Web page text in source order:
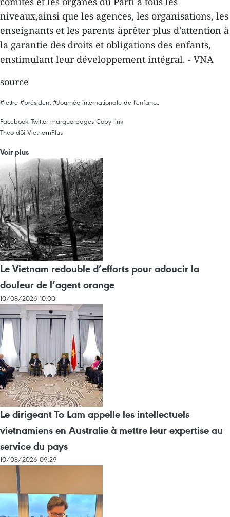
niveaux,ainsi que les agences, les organisations, les
enseignants et les parents àprêter plus d'attention à
la garantie des droits et obligations des enfants,
enstimulant leur développement intégral. - VNA
source
#lettre #président #Journée internationale de l'enfance
Facebook Twitter marque-pages Copy link
Theo dõi VietnamPlus
Voir plus
Le Vietnam redouble d’efforts pour adoucir la
douleur de l’agent orange
10/08/2026 10:00
Le dirigeant To Lam appelle les intellectuels
vietnamiens en Australie à mettre leur expertise au
service du pays
10/08/2026 09:29